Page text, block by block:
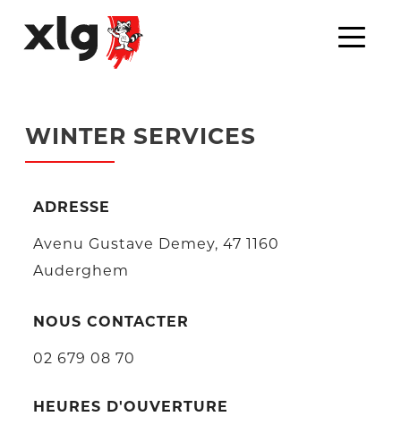
WINTER SERVICES
ADRESSE
Avenu Gustave Demey, 47 1160
Auderghem
NOUS CONTACTER
02 679 08 70
HEURES D'OUVERTURE